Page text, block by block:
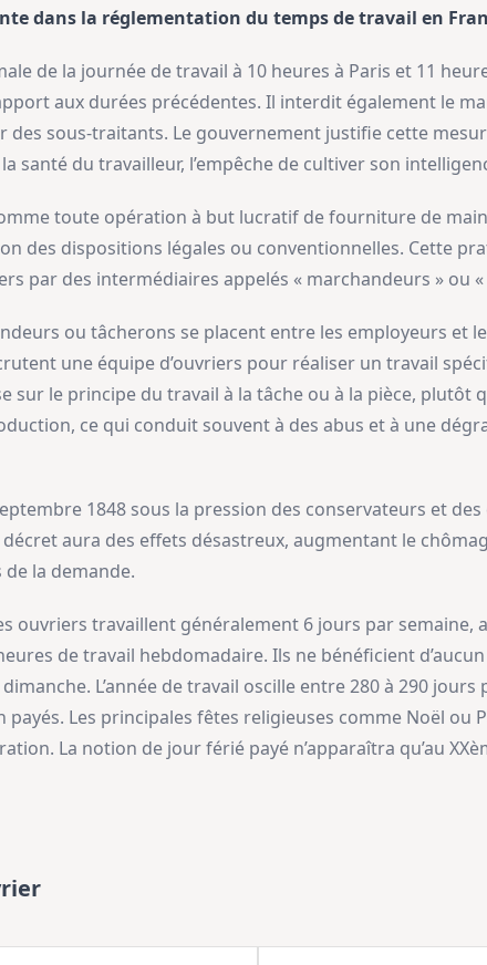
dans la réglementation du temps de travail en
de la journée de travail à 10 heures à Paris et 11
aux durées précédentes. Il interdit également le
des sous-traitants. Le gouvernement justifie cette
santé du travailleur, l’empêche de cultiver son
toute opération à but lucratif de fourniture de
des dispositions légales ou conventionnelles. Cette
par des intermédiaires appelés « marchandeurs » ou
ou tâcherons se placent entre les employeurs et
une équipe d’ouvriers pour réaliser un travail
sur le principe du travail à la tâche ou à la pièce, plutôt
ce qui conduit souvent à des abus et à une
1848 sous la pression des conservateurs et
aura des effets désastreux, augmentant le
la demande.
ouvriers travaillent généralement 6 jours par semaine,
de travail hebdomadaire. Ils ne bénéficient
L’année de travail oscille entre 280 à 290
Les principales fêtes religieuses comme Noël ou
La notion de jour férié payé n’apparaîtra qu’au